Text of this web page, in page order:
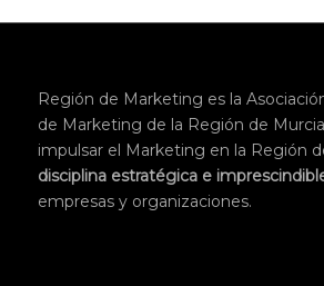
Región de Marketing es la
de Marketing de la Región de
impulsar el Marketing en la Región
disciplina estratégica e
empresas y organizaciones.